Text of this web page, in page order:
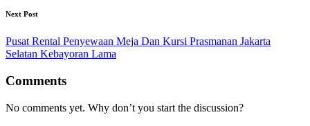
Next Post
Pusat Rental Penyewaan Meja Dan Kursi Prasmanan Jakarta
Selatan Kebayoran Lama
Comments
No comments yet. Why don’t you start the discussion?